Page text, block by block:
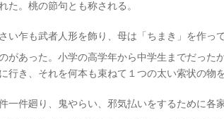
た。桃の節句とも称される。
い乍も武者人形を飾り、母は「ちまき」を作っ
があった。小学の高学年から中学生までだった
行き、それを何本も束ねて１つの太い索状の物を
一件廻り、鬼やらい、邪気払いをするために各